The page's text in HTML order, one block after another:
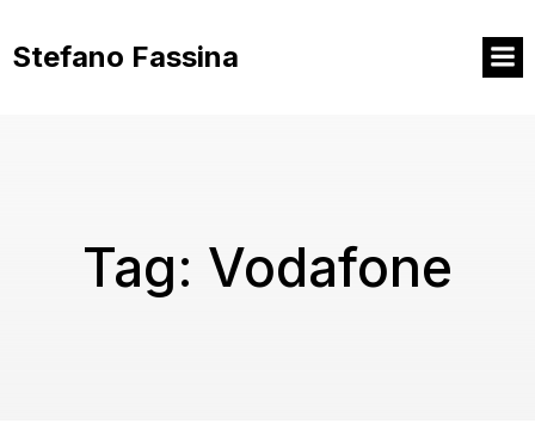
contenuto
Stefano Fassina
Tag: Vodafone